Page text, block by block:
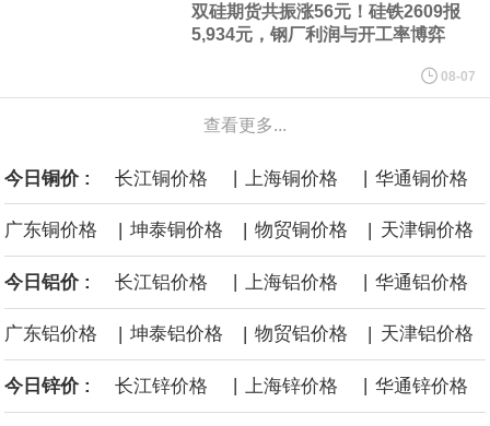
进一步扩大全年营运成果。
美国国会预算办公室（CBO）于当地时间5日发布报告称，美国海军
计划建造的15艘核动力“特朗普级”（Trump-class）战列舰，从研发
到采购的总费用可能高达2750亿美元，为美国有史以来最昂贵的水
面战舰项目之一。 根据CBO的初步估算，首舰造价约234亿美元，
后续14艘平均每艘约180亿美元。
黄金价格有望录得自今年1月以来最大单周涨幅。油价走弱为金价提
供支撑，同时投资者正等待美国非农就业数据，以寻找美国利率前
双硅期货共振涨56元！硅铁2609报
5,934元，钢厂利润与开工率博弈
08-07
查看更多...
今日铜价 : 长江铜价格 | 上海铜价格 | 华通铜价格
广东铜价格 | 坤泰铜价格 | 物贸铜价格 | 天津铜价格
今日铝价 : 长江铝价格 上海铝价格 华通铝价格
广东铝价格 | 坤泰铝价格 | 物贸铝价格 | 天津铝价格
今日锌价 : 长江锌价格 上海锌价格 华通锌价格